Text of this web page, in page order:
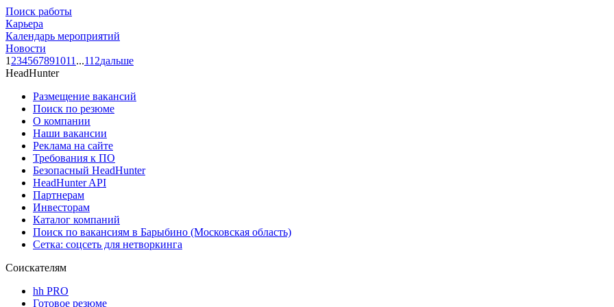
Поиск работы
Карьера
Календарь мероприятий
Новости
1 234567891011 ...112дальше
HeadHunter
Размещение вакансий
Поиск по резюме
О компании
Наши вакансии
Реклама на сайте
Требования к ПО
Безопасный HeadHunter
HeadHunter API
Партнерам
Инвесторам
Каталог компаний
Поиск по вакансиям в Барыбино (Московская область)
Сетка: соцсеть для нетворкинга
Соискателям
hh PRO
Готовое резюме